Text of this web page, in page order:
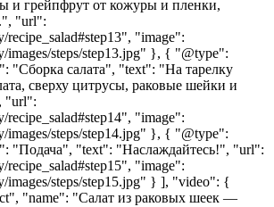
и грейпфрут от кожуры и пленки,
"url":
recipe_salad#step13", "image":
images/steps/step13.jpg" }, { "@type":
"Сборка салата", "text": "На тарелку
сверху цитрусы, раковые шейки и
"url":
recipe_salad#step14", "image":
images/steps/step14.jpg" }, { "@type":
"Подача", "text": "Наслаждайтесь!", "url":
recipe_salad#step15", "image":
images/steps/step15.jpg" } ], "video": {
"name": "Салат из раковых шеек —